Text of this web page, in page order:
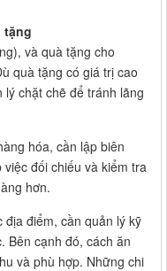
tặng
và quà tặng cho
quà tặng có giá trị cao
chặt chẽ để tránh lãng
hóa, cần lập biên
đối chiếu và kiểm tra
hơn.
địa điểm, cần quản lý kỹ
Bên cạnh đó, cách ăn
và phù hợp. Những chi